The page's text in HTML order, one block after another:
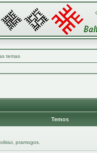
temas
Temos
pramogos.